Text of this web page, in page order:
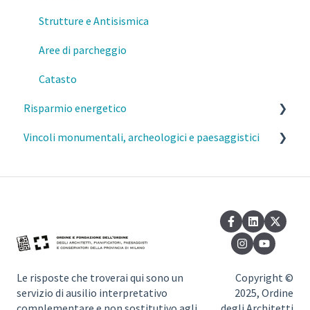
Strutture e Antisismica
Aree di parcheggio
Catasto
Risparmio energetico
Esercizio della professione e parcelle
Vincoli monumentali, archeologici e paesaggistici
Vincoli paesaggistici
Le risposte che troverai qui sono un
servizio di ausilio interpretativo
Copyright ©
2025, Ordine